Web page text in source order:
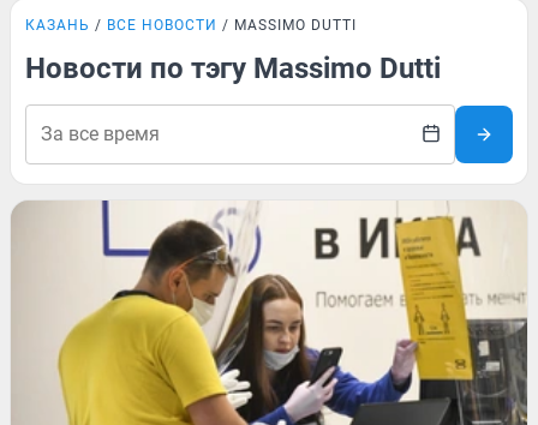
КАЗАНЬ ВСЕ НОВОСТИ MASSIMO DUTTI
Новости по тэгу Massimo Dutti